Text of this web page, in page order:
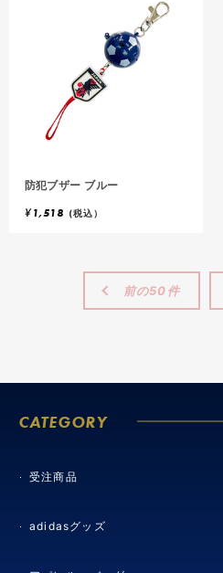
防犯ブザー ブルー
¥1,518 (税込）
前の50件
CATEGORY
受注商品
adidasグッズ